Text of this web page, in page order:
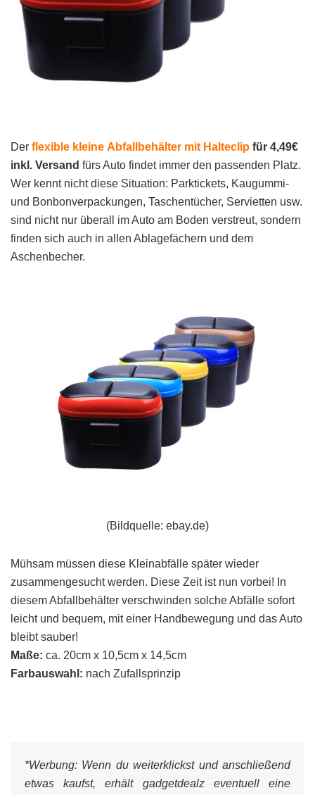
Der flexible kleine Abfallbehälter mit Halteclip für 4,49€
inkl. Versand fürs Auto findet immer den passenden Platz.
Wer kennt nicht diese Situation: Parktickets, Kaugummi-
und Bonbonverpackungen, Taschentücher, Servietten usw.
sind nicht nur überall im Auto am Boden verstreut, sondern
finden sich auch in allen Ablagefächern und dem
Aschenbecher.
(Bildquelle: ebay.de)
Mühsam müssen diese Kleinabfälle später wieder
zusammengesucht werden. Diese Zeit ist nun vorbei! In
diesem Abfallbehälter verschwinden solche Abfälle sofort
leicht und bequem, mit einer Handbewegung und das Auto
bleibt sauber!
Maße: ca. 20cm x 10,5cm x 14,5cm
Farbauswahl: nach Zufallsprinzip
*Werbung: Wenn du weiterklickst und anschließend
etwas kaufst, erhält gadgetdealz eventuell eine